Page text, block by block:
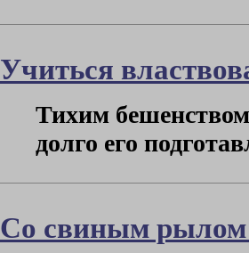
Учиться
Тихим
долго его
Со свиным